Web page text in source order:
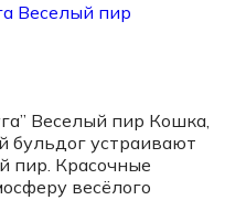
Веселый пир
Веселый пир Кошка,
бульдог устраивают
пир. Красочные
весёлого